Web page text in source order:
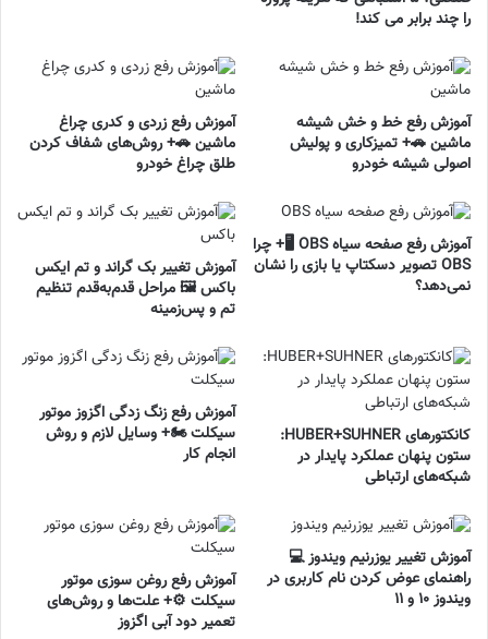
را چند برابر می ‌کند!
آموزش رفع خط و خش شیشه
ماشین 🚗+ تمیزکاری و پولیش
اصولی شیشه خودرو
آموزش رفع زردی و کدری چراغ
ماشین 🚗+ روش‌های شفاف کردن
طلق چراغ خودرو
آموزش رفع صفحه سیاه OBS 🖥️+ چرا
OBS تصویر دسکتاپ یا بازی را نشان
نمی‌دهد؟
آموزش تغییر بک گراند و تم ایکس
باکس 🖼️ مراحل قدم‌به‌قدم تنظیم
تم و پس‌زمینه
کانکتورهای HUBER+SUHNER:
ستون پنهان عملکرد پایدار در
شبکه‌های ارتباطی
آموزش رفع زنگ زدگی اگزوز موتور
سیکلت 🏍️+ وسایل لازم و روش
انجام کار
آموزش تغییر یوزرنیم ویندوز 💻
راهنمای عوض کردن نام کاربری در
ویندوز ۱۰ و ۱۱
آموزش رفع روغن سوزی موتور
سیکلت ⚙️+ علت‌ها و روش‌های
تعمیر دود آبی اگزوز